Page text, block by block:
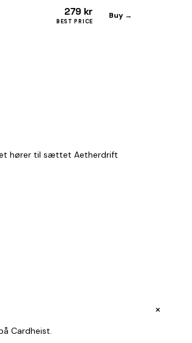
279 kr
BEST PRICE
Buy →
hører til sættet Aetherdrift
+
Cardheist.